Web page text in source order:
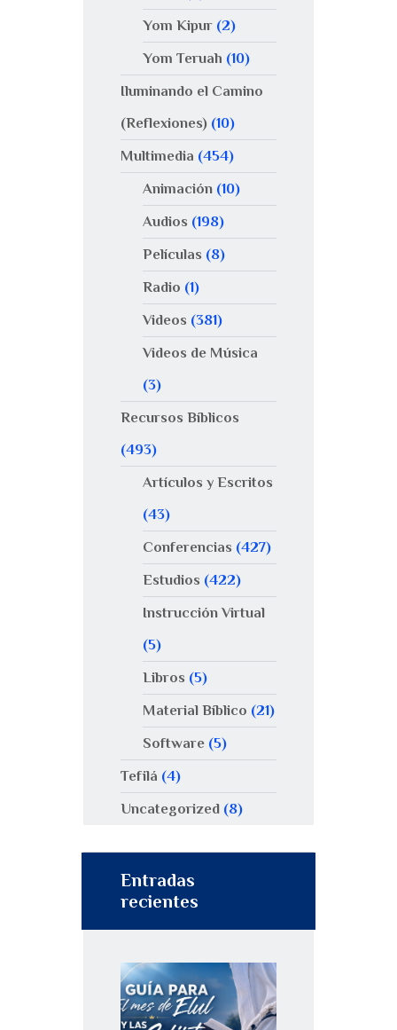
Yom Kipur(2)
Yom Teruah (10)
Iluminando el Camino
(Reflexiones) (10)
Multimedia (454)
Animación(10)
Audios (198)
Películas (8)
Radio (1)
Videos (381)
Videos de Música
(3)
Recursos Bíblicos
(493)
Artículos y Escritos
(43)
Conferencias (427)
Estudios (422)
Instrucción Virtual
(5)
Libros (5)
Material Bíblico (21)
Software(5)
Tefilá (4)
Uncategorized (8)
Entradas
recientes